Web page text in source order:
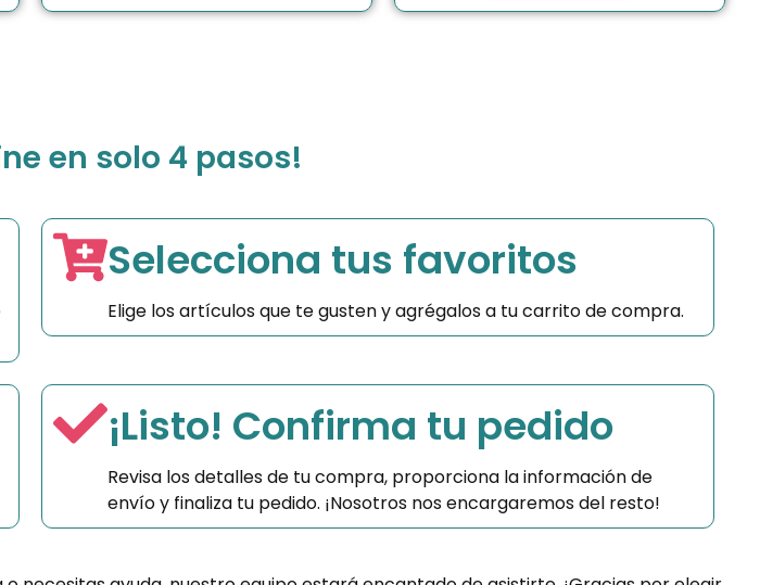
en solo 4 pasos!
Selecciona tus favoritos
Elige los artículos que te gusten y agrégalos a tu carrito de compra.
¡Listo! Confirma tu pedido
Revisa los detalles de tu compra, proporciona la información de
envío y finaliza tu pedido. ¡Nosotros nos encargaremos del resto!